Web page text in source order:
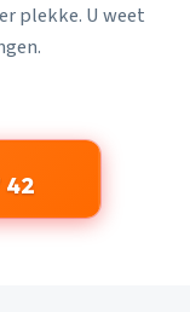
plekke. U weet
42